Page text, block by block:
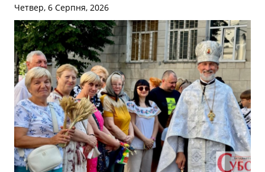
Четвер, 6 Серпня, 2026